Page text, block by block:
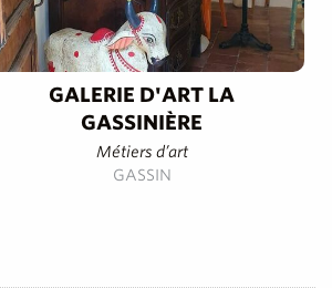
GALERIE D'ART LA
GASSINIÈRE
Métiers d’art
GASSIN